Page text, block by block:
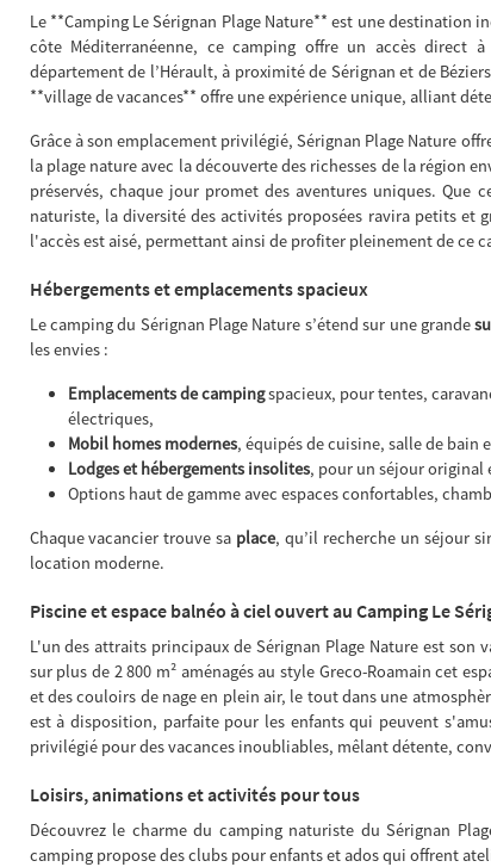
Le **Camping Le Sérignan Plage Nature** est une destination
côte Méditerranéenne, ce camping offre un accès direct
département de l’Hérault, à proximité de Sérignan et de
**village de vacances** offre une expérience unique, alliant
Grâce à son emplacement privilégié, Sérignan Plage Nature
la plage nature avec la découverte des richesses de la région
préservés, chaque jour promet des aventures uniques.
naturiste, la diversité des activités proposées ravira petits et
l'accès est aisé, permettant ainsi de profiter pleinement de ce
Hébergements et emplacements spacieux
Le camping du Sérignan Plage Nature s’étend sur une grande
les envies :
Emplacements de campingspacieux, pour tentes,
électriques,
Mobil homes modernes, équipés de cuisine, salle de bain
Lodges et hébergements insolites, pour un séjour original
Options haut de gamme avec espaces confortables,
Chaque vacancier trouve sa place, qu’il recherche un séjour
location moderne.
Piscine et espace balnéo à ciel ouvert au Camping Le
L'un des attraits principaux de Sérignan Plage Nature est
sur plus de 2 800 m² aménagés au style Greco-Roamain cet
et des couloirs de nage en plein air, le tout dans une
est à disposition, parfaite pour les enfants qui peuvent
privilégié pour des vacances inoubliables, mêlant détente,
Loisirs, animations et activités pour tous
Découvrez le charme du camping naturiste du Sérignan
camping propose des clubs pour enfants et ados qui offrent